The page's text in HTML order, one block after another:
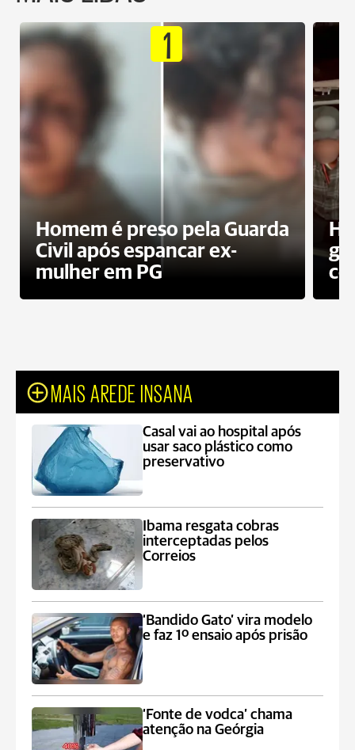
1
Homem é preso pela Guarda
Civil após espancar ex-
mulher em PG
MAIS AREDE INSANA
Casal vai ao hospital após
usar saco plástico como
preservativo
Ibama resgata cobras
interceptadas pelos
Correios
‘Bandido Gato’ vira modelo
e faz 1º ensaio após prisão
‘Fonte de vodca’ chama
atenção na Geórgia